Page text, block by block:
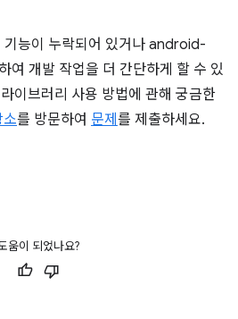
기능이 누락되어 있거나 android-
개발 작업을 더 간단하게 할 수 있
이브러리 사용 방법에 관해 궁금한
를 방문하여 문제 를 제출하세요.
움이 되었나요?